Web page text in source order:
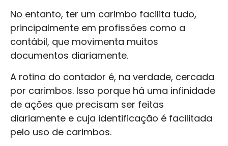
No entanto, ter um carimbo facilita tudo,
principalmente em profissões como a
contábil, que movimenta muitos
documentos diariamente.
A rotina do contador é, na verdade, cercada
por carimbos. Isso porque há uma infinidade
de ações que precisam ser feitas
diariamente e cuja identificação é facilitada
pelo uso de carimbos.